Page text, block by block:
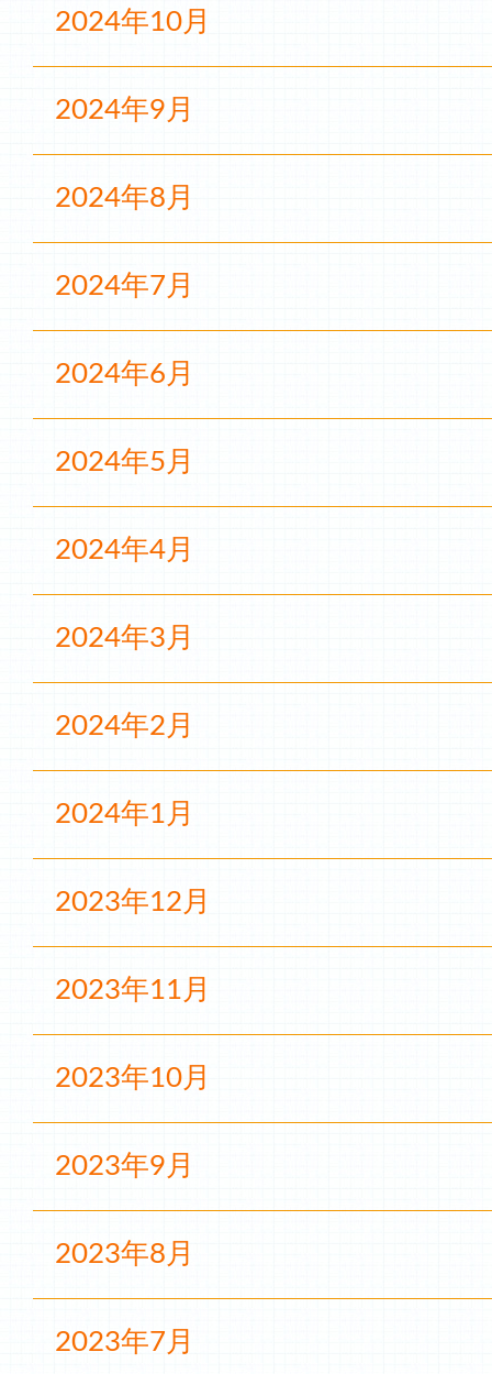
2024年10月
2024年9月
2024年8月
2024年7月
2024年6月
2024年5月
2024年4月
2024年3月
2024年2月
2024年1月
2023年12月
2023年11月
2023年10月
2023年9月
2023年8月
2023年7月